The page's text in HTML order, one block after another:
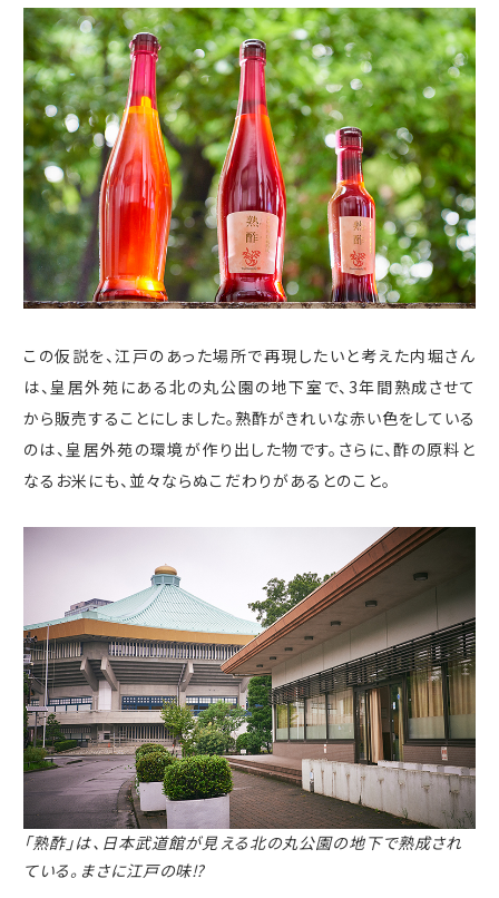
この仮説を、江戸のあった場所で再現したいと考えた内堀さん
は、皇居外苑にある北の丸公園の地下室で、 3年間熟成させて
から販売することにしました。熟酢がきれいな赤い色をしている
のは、皇居外苑の環境が作り出した物です。さらに、酢の原料と
なるお米にも、並々ならぬこだわりがあるとのこと。
「熟酢」は、日本武道館が見える北の丸公園の地下で熟成され
ている。まさに江戸の味⁉